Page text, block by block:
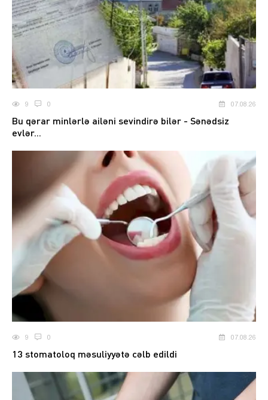
9 0 07.08.26
Bu qərar minlərlə ailəni sevindirə bilər - Sənədsiz
evlər...
9 0 07.08.26
13 stomatoloq məsuliyyətə cəlb edildi